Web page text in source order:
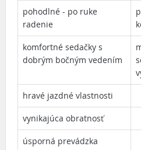
pohodlné - po ruke
radenie
komfortné sedačky s
dobrým bočným vedením
hravé jazdné vlastnosti
vynikajúca obratnosť
úsporná prevádzka